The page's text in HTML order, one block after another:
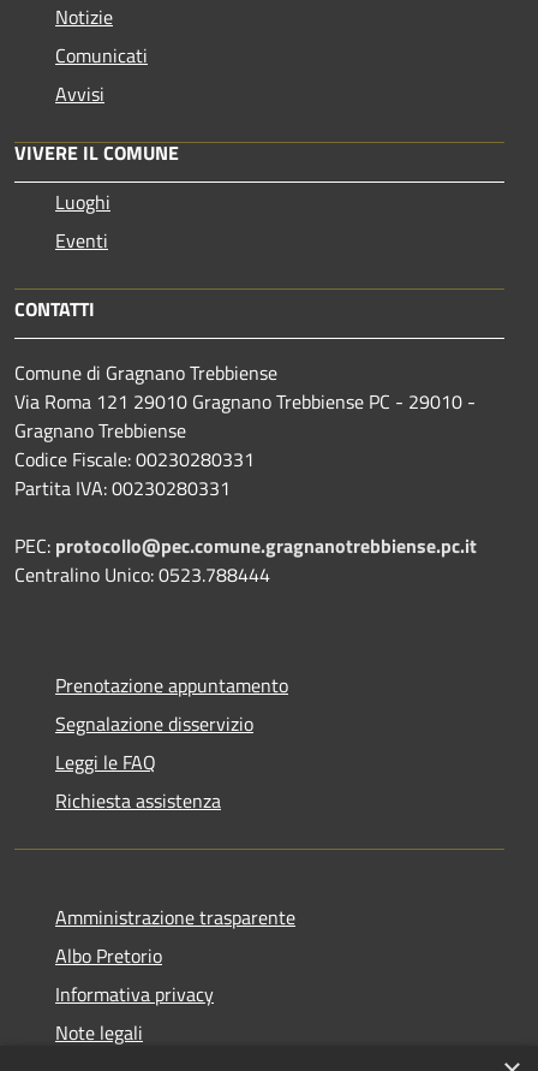
Notizie
Comunicati
Avvisi
VIVERE IL COMUNE
Luoghi
Eventi
CONTATTI
Comune di Gragnano Trebbiense
Via Roma 121 29010 Gragnano Trebbiense PC - 29010 -
Gragnano Trebbiense
Codice Fiscale: 00230280331
Partita IVA: 00230280331
PEC: protocollo@pec.comune.gragnanotrebbiense.pc.it
Centralino Unico: 0523.788444
Prenotazione appuntamento
Segnalazione disservizio
Leggi le FAQ
Richiesta assistenza
Amministrazione trasparente
Albo Pretorio
Informativa privacy
Note legali